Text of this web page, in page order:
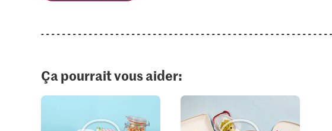
Ça pourrait vous aider: